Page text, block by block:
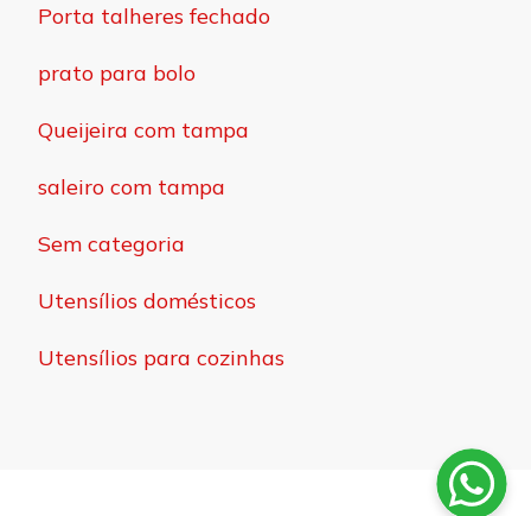
Porta talheres fechado
prato para bolo
Queijeira com tampa
saleiro com tampa
Sem categoria
Utensílios domésticos
Utensílios para cozinhas